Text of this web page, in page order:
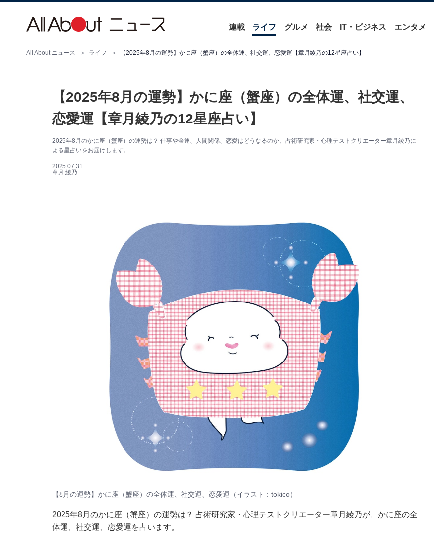
連載 ライフ グルメ 社会 IT・ビジネス エンタメ
All About ニュース ライフ 【2025年8月の運勢】かに座（蟹座）の全体運、社交運、恋愛運【章月綾乃の12星座占い】
【2025年8月の運勢】かに座（蟹座）の全体運、社交運、
恋愛運【章月綾乃の12星座占い】
2025年8月のかに座（蟹座）の運勢は？ 仕事や金運、人間関係、恋愛はどうなるのか、占術研究家・心理テストクリエーター章月綾乃に
よる星占いをお届けします。
2025.07.31
章月 綾乃
【8月の運勢】かに座（蟹座）の全体運、社交運、恋愛運（イラスト： tokico）
2025年8月のかに座（蟹座）の運勢は？ 占術研究家・心理テストクリエーター章月綾乃が、かに座の全
体運、社交運、恋愛運を占います。